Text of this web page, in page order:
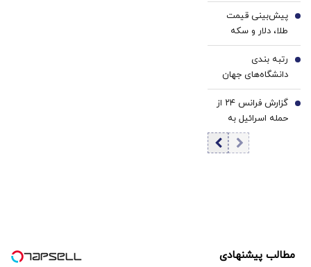
مردم نگران نشوند
پیش‌بینی قیمت
طلا، دلار و سکه
امروز پنجشنبه ۱۵
دلار در معاملات
پشت‌خطی | بازار
منتظر مذاکرات
تنگه هرمز
5
رتبه بندی
دانشگاه‌های جهان
بر مبنای «پایداری و
تاثیرگذاری» |
کاهش تعداد
دانشگاه‌های ایران
در رتبه‌بندی جهانی
6
گزارش فرانس ۲۴ از
حمله اسرائیل به
کنیسه رفیع‌نیا / در
7
مطالب پیشنهادی